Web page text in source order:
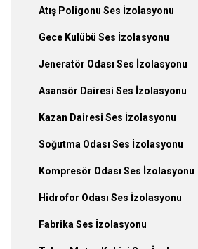
Atış Poligonu Ses İzolasyonu
Gece Kulübü Ses İzolasyonu
Jeneratör Odası Ses İzolasyonu
Asansör Dairesi Ses İzolasyonu
Kazan Dairesi Ses İzolasyonu
Soğutma Odası Ses İzolasyonu
Kompresör Odası Ses İzolasyonu
Hidrofor Odası Ses İzolasyonu
Fabrika Ses İzolasyonu